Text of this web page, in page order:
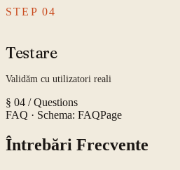
STEP04
Testare
Validăm cu utilizatori reali
§ 04 / Questions
FAQ · Schema: FAQPage
Întrebări Frecvente